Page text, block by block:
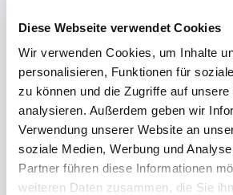
Diese Webseite verwendet Cookies
Wir verwenden Cookies, um Inhalte
personalisieren, Funktionen für
zu können und die Zugriffe auf
analysieren. Außerdem geben wir
Verwendung unserer Website an
soziale Medien, Werbung und
Partner führen diese Informationen
weiteren Daten zusammen, die Sie
Mit dem Absenden des
akzeptieren Sie